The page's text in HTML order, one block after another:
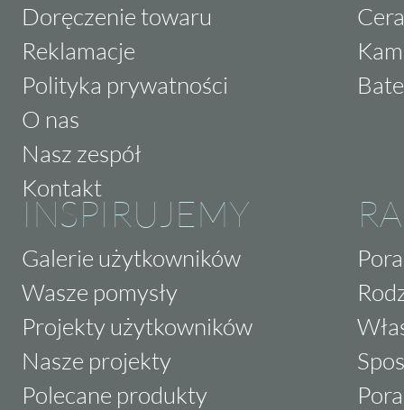
Doręczenie towaru
Reklamacje
Polityka prywatności
O nas
Nasz zespół
Kontakt
INSPIRUJEMY
Galerie użytkowników
Wasze pomysły
Projekty użytkowników
Nasze projekty
Polecane produkty